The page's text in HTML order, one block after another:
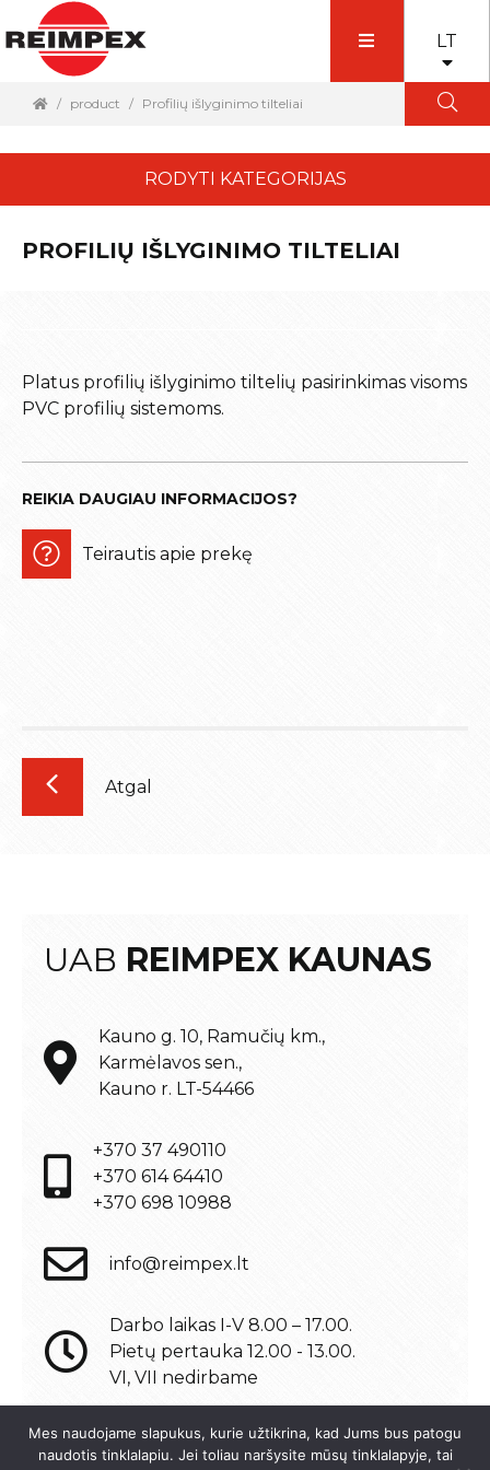
LT
product Profilių išlyginimo tilteliai
RODYTI KATEGORIJAS
PROFILIŲ IŠLYGINIMO TILTELIAI
Platus profilių išlyginimo tiltelių pasirinkimas visoms
PVC profilių sistemoms.
REIKIA DAUGIAU INFORMACIJOS?
Teirautis apie prekę
Atgal
UAB REIMPEX KAUNAS
Kauno g. 10, Ramučių km.,
Karmėlavos sen.,
Kauno r. LT-54466
+370 37 490110
+370 614 64410
+370 698 10988
info@reimpex.lt
Darbo laikas I-V 8.00 – 17.00.
Pietų pertauka 12.00 - 13.00.
VI, VII nedirbame
Mes naudojame slapukus, kurie užtikrina, kad Jums bus patogu
naudotis tinklalapiu. Jei toliau naršysite mūsų tinklalapyje, tai